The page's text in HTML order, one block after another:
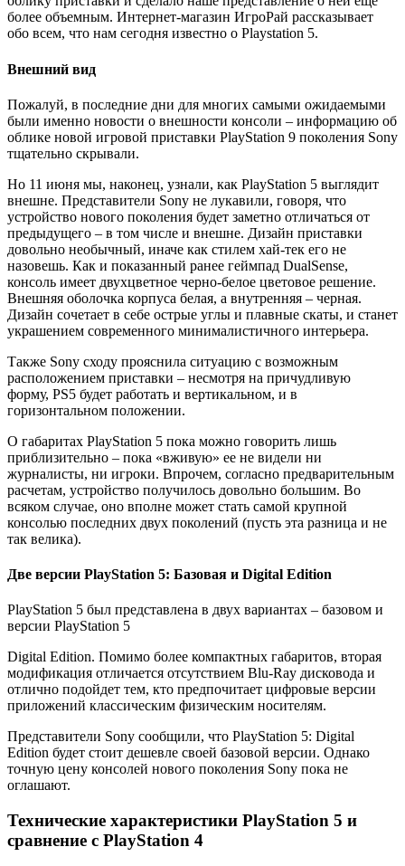
более объемным. Интернет-магазин ИгроРай рассказывает
обо всем, что нам сегодня известно о Playstation 5.
Внешний вид
Пожалуй, в последние дни для многих самыми ожидаемыми
были именно новости о внешности консоли – информацию об
облике новой игровой приставки PlayStation 9 поколения Sony
тщательно скрывали.
Но 11 июня мы, наконец, узнали, как PlayStation 5 выглядит
внешне. Представители Sony не лукавили, говоря, что
устройство нового поколения будет заметно отличаться от
предыдущего – в том числе и внешне. Дизайн приставки
довольно необычный, иначе как стилем хай-тек его не
назовешь. Как и показанный ранее геймпад DualSense,
консоль имеет двухцветное черно-белое цветовое решение.
Внешняя оболочка корпуса белая, а внутренняя – черная.
Дизайн сочетает в себе острые углы и плавные скаты, и станет
украшением современного минималистичного интерьера.
Также Sony сходу прояснила ситуацию с возможным
расположением приставки – несмотря на причудливую
форму, PS5 будет работать и вертикальном, и в
горизонтальном положении.
О габаритах PlayStation 5 пока можно говорить лишь
приблизительно – пока «вживую» ее не видели ни
журналисты, ни игроки. Впрочем, согласно предварительным
расчетам, устройство получилось довольно большим. Во
всяком случае, оно вполне может стать самой крупной
консолью последних двух поколений (пусть эта разница и не
так велика).
Две версии PlayStation 5: Базовая и Digital Edition
PlayStation 5 был представлена в двух вариантах – базовом и
версии PlayStation 5
Digital Edition. Помимо более компактных габаритов, вторая
модификация отличается отсутствием Blu-Ray дисковода и
отлично подойдет тем, кто предпочитает цифровые версии
приложений классическим физическим носителям.
Представители Sony сообщили, что PlayStation 5: Digital
Edition будет стоит дешевле своей базовой версии. Однако
точную цену консолей нового поколения Sony пока не
оглашают.
Технические характеристики PlayStation 5 и
сравнение с PlayStation 4